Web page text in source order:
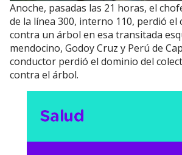
Anoche, pasadas las 21 horas, el
de la línea 300, interno 110, perdió
contra un árbol en esa transitada
mendocino, Godoy Cruz y Perú de
conductor perdió el dominio del
contra el árbol.